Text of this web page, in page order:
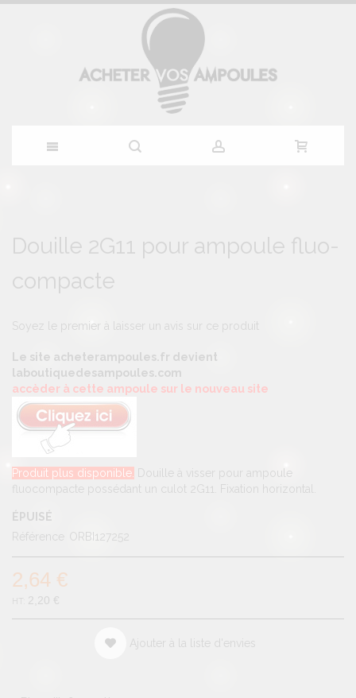
contenu
the
of
the
gallery
the
of
the
gallery
Douille 2G11 pour ampoule fluo-
compacte
Soyez le premier à laisser un avis sur ce produit
Le site acheterampoules.fr devient
laboutiquedesampoules.com
accèder à cette ampoule sur le nouveau site
Produit plus disponible. Douille à visser pour ampoule
fluocompacte possédant un culot 2G11. Fixation horizontal.
ÉPUISÉ
Référence ORBI127252
2,64 €
2,20 €
Ajouter à la liste d'envies